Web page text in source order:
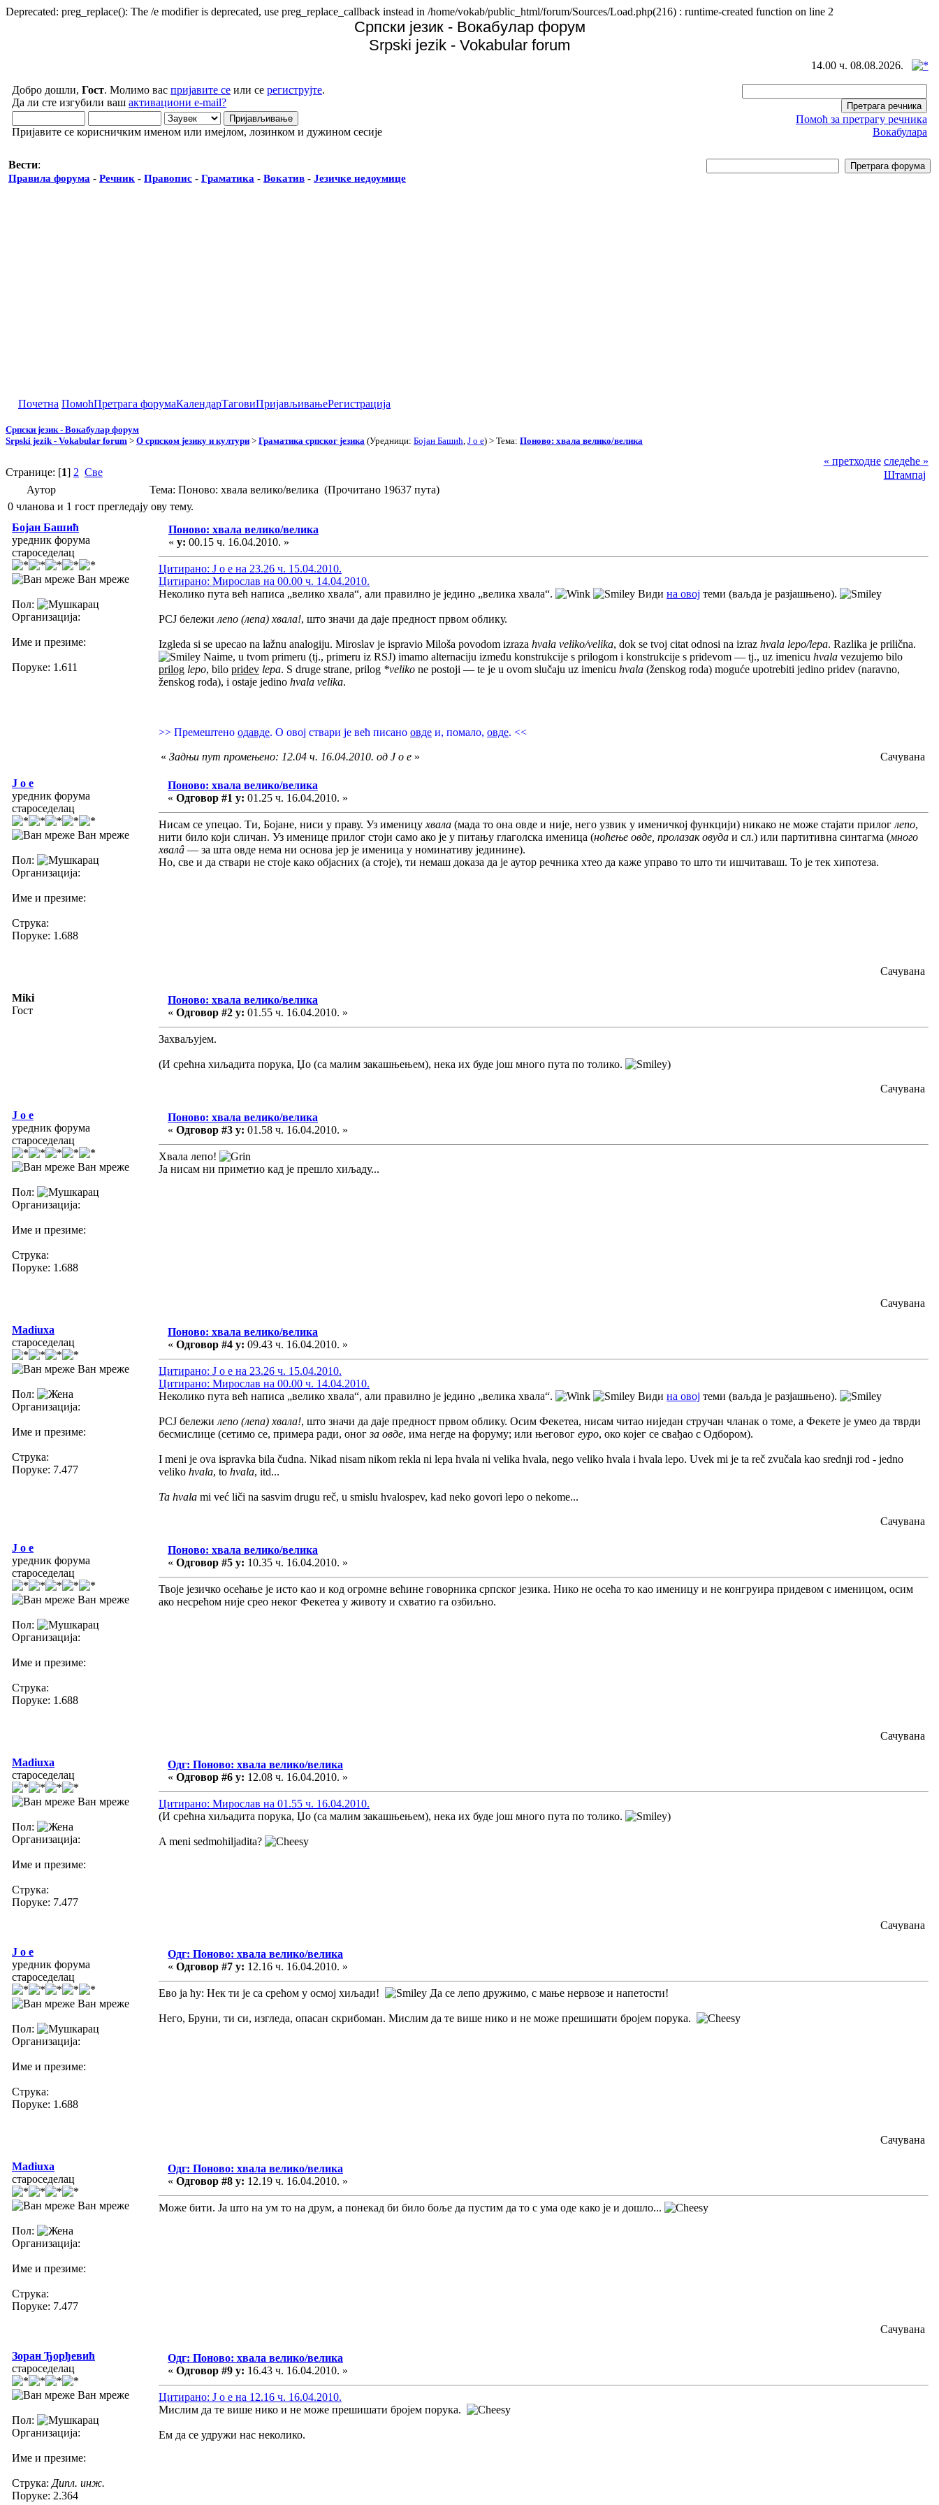
Deprecated: preg_replace(): The /e modifier is deprecated, use preg_replace_callback instead in /home/vokab/public_html/forum/Sources/Load.php(216) : runtime-created function on line 2
Српски језик - Вокабулар форум
Srpski jezik - Vokabular forum
14.00 ч. 08.08.2026.
Добро дошли, Гост. Молимо вас пријавите се или се региструјте.
Да ли сте изгубили ваш активациони e-mail?
Пријавите се корисничким именом или имејлом, лозинком и дужином сесије
Помоћ за претрагу речника
Вокабулара
Вести:
Правила форума - Речник - Правопис - Граматика - Вокатив - Језичке недоумице
Почетна ПомоћПретрага форумаКалендарТаговиПријављивањеРегистрација
Српски језик - Вокабулар форум
Srpski jezik - Vokabular forum > О српском језику и култури > Граматика српског језика (Уредници: Бојан Башић J o e) > Тема: Поново: хвала велико/велика
Странице: [1] 2 Све
« претходне следеће »
Штампај
Аутор
Тема: Поново: хвала велико/велика (Прочитано 19637 пута)
0 чланова и 1 гост прегледају ову тему.
Бојан Башић
уредник форума
староседелац
Ван мреже
Пол:
Организација:
Име и презиме:
Поруке: 1.611
Поново: хвала велико/велика
« у: 00.15 ч. 16.04.2010. »
Цитирано: J o e на 23.26 ч. 15.04.2010.
Цитирано: Мирослав на 00.00 ч. 14.04.2010.
Неколико пута већ написа „велико хвала“, али правилно је једино „велика хвала“.
Види на овој теми (ваљда је разјашњено).
РСЈ бележи лепо (лепа) хвала!, што значи да даје предност првом облику.
Izgleda si se upecao na lažnu analogiju. Miroslav je ispravio Miloša povodom izraza hvala veliko/velika, dok se tvoj citat odnosi na izraz hvala lepo/lepa. Razlika je prilična.
Naime, u tvom primeru (tj., primeru iz RSJ) imamo alternaciju između konstrukcije s prilogom i konstrukcije s pridevom — tj., uz imenicu hvala vezujemo bilo
prilog lepo, bilo pridev lepa. S druge strane, prilog *veliko ne postoji — te je u ovom slučaju uz imenicu hvala (ženskog roda) moguće upotrebiti jedino pridev (naravno,
ženskog roda), i ostaje jedino hvala velika.
>> Премештено одавде. О овој ствари је већ писано овде и, помало, овде. <<
« Задњи пут промењено: 12.04 ч. 16.04.2010. од J o e » Сачувана
J o e
уредник форума
староседелац
Ван мреже
Пол:
Организација:
Име и презиме:
Струка:
Поруке: 1.688
Поново: хвала велико/велика
« Одговор #1 у: 01.25 ч. 16.04.2010. »
Нисам се упецао. Ти, Бојане, ниси у праву. Уз именицу хвала (мада то она овде и није, него узвик у именичкој функцији) никако не може стајати прилог лепо,
нити било који сличан. Уз именице прилог стоји само ако је у питању глаголска именица (ноћење овде, пролазак овуда и сл.) или партитивна синтагма (много
хвалâ — за шта овде нема ни основа јер је именица у номинативу јединине).
Но, све и да ствари не стоје како објасних (а стоје), ти немаш доказа да је аутор речника хтео да каже управо то што ти ишчитаваш. То је тек хипотеза.
Сачувана
Miki
Гост
Поново: хвала велико/велика
« Одговор #2 у: 01.55 ч. 16.04.2010. »
Захваљујем.
(И срећна хиљадита порука, Џо (са малим закашњењем), нека их буде још много пута по толико. )
Сачувана
J o e
уредник форума
староседелац
Ван мреже
Пол:
Организација:
Име и презиме:
Струка:
Поруке: 1.688
Поново: хвала велико/велика
« Одговор #3 у: 01.58 ч. 16.04.2010. »
Хвала лепо!
Ја нисам ни приметио кад је прешло хиљаду...
Сачувана
Madiuxa
староседелац
Ван мреже
Пол:
Организација:
Име и презиме:
Струка:
Поруке: 7.477
Поново: хвала велико/велика
« Одговор #4 у: 09.43 ч. 16.04.2010. »
Цитирано: J o e на 23.26 ч. 15.04.2010.
Цитирано: Мирослав на 00.00 ч. 14.04.2010.
Неколико пута већ написа „велико хвала“, али правилно је једино „велика хвала“.
Види на овој теми (ваљда је разјашњено).
РСЈ бележи лепо (лепа) хвала!, што значи да даје предност првом облику. Осим Фекетеа, нисам читао ниједан стручан чланак о томе, а Фекете је умео да тврди
бесмислице (сетимо се, примера ради, оногза овде, има негде на форуму; или његовог еуро, око којег се свађао с Одбором).
I meni je ova ispravka bila čudna. Nikad nisam nikom rekla ni lepa hvala ni velika hvala, nego veliko hvala i hvala lepo. Uvek mi je ta reč zvučala kao srednji rod - jedno
veliko hvala, to hvala, itd...
Ta hvala mi već liči na sasvim drugu reč, u smislu hvalospev, kad neko govori lepo o nekome...
Сачувана
J o e
уредник форума
староседелац
Ван мреже
Пол:
Организација:
Име и презиме:
Струка:
Поруке: 1.688
Поново: хвала велико/велика
« Одговор #5 у: 10.35 ч. 16.04.2010. »
Твоје језичко осећање је исто као и код огромне већине говорника српског језика. Нико не осећа то као именицу и не конгруира придевом с именицом, осим
ако несрећом није срео неког Фекетеа у животу и схватио га озбиљно.
Сачувана
Madiuxa
староседелац
Ван мреже
Пол:
Организација:
Име и презиме:
Струка:
Поруке: 7.477
Одг: Поново: хвала велико/велика
« Одговор #6 у: 12.08 ч. 16.04.2010. »
Цитирано: Мирослав на 01.55 ч. 16.04.2010.
(И срећна хиљадита порука, Џо (са малим закашњењем), нека их буде још много пута по толико.
)
A meni sedmohiljadita?
Сачувана
J o e
уредник форума
староседелац
Ван мреже
Пол:
Организација:
Име и презиме:
Струка:
Поруке: 1.688
Одг: Поново: хвала велико/велика
« Одговор #7 у: 12.16 ч. 16.04.2010. »
Ево ја ћу: Нек ти је са срећом у осмој хиљади! Да се лепо дружимо, с мање нервозе и напетости!
Него, Бруни, ти си, изгледа, опасан скрибоман. Мислим да те више нико и не може прешишати бројем порука.
Сачувана
Madiuxa
староседелац
Ван мреже
Пол:
Организација:
Име и презиме:
Струка:
Поруке: 7.477
Одг: Поново: хвала велико/велика
« Одговор #8 у: 12.19 ч. 16.04.2010. »
Може бити. Ја што на ум то на друм, а понекад би било боље да пустим да то с ума оде како је и дошло...
Сачувана
Зоран Ђорђевић
староседелац
Ван мреже
Пол:
Организација:
Име и презиме:
Струка: Дипл. инж.
Поруке: 2.364
Одг: Поново: хвала велико/велика
« Одговор #9 у: 16.43 ч. 16.04.2010. »
Цитирано: J o e на 12.16 ч. 16.04.2010.
Мислим да те више нико и не може прешишати бројем порука.
Ем да се удружи нас неколико.